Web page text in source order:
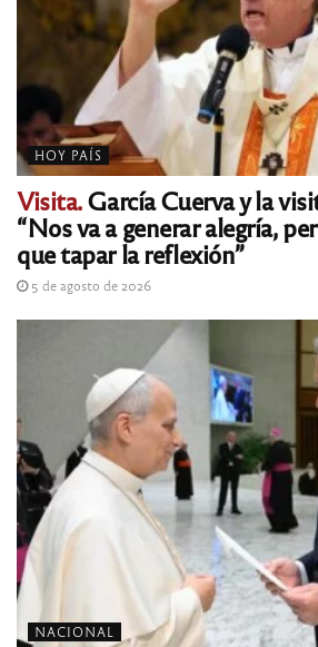
HOY PAÍS
Visita.García Cuerva y la
“Nos va a generar alegría,
que tapar la reflexión”
5 de agosto de 2026
NACIONAL